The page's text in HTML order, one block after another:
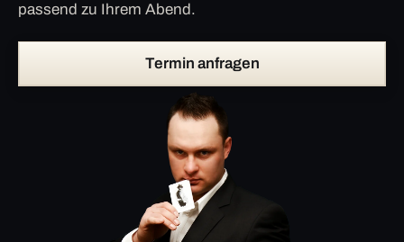
passend zu Ihrem Abend.
Termin anfragen